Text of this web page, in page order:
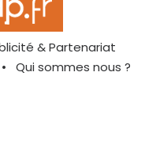
& Partenariat
Qui sommes nous ?